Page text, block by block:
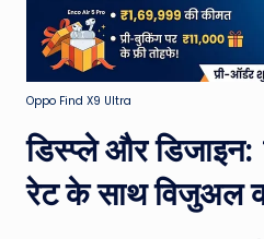
Oppo Find X9 Ultra
डिस्प्ले और
रेट के साथ विजुअल